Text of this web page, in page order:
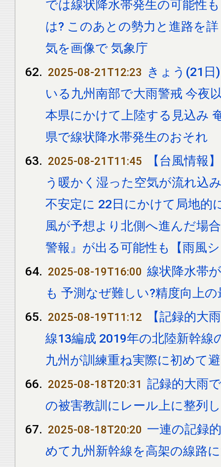
では線状降水帯発生の可能性
は? このあとの勢力と進路を
気を画像で 気象庁
2025-08-21T12:23 きょう(21日
いる九州南部で大雨警戒 今夜
本県にかけて上陸する見込み
県で線状降水帯発生のおそれ
2025-08-21T11:45
【台風情報
う暖かく湿った空気が流れ込
不安定に 22日にかけて局地的
風が予想より北側へ進んだ場
警報』が出る可能性も【雨風
2025-08-19T16:00 線状降水帯
も 予測なぜ難しい?精度向上の
2025-08-19T11:12
【記録的大
線13編成 2019年の北陸新幹線
九州が訓練重ね実際に初めて
2025-08-18T20:31 記録的大雨
の被害教訓にレール上に整列
2025-08-18T20:20 一連の記録
めて九州新幹線を高架の線路